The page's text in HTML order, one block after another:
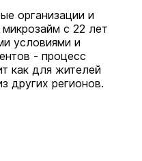
организации и
с 22 лет
условиями и
- процесс
как для жителей
других регионов.